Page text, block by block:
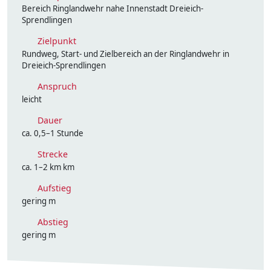
Bereich Ringlandwehr nahe Innenstadt Dreieich-
Sprendlingen
Zielpunkt
Rundweg, Start- und Zielbereich an der Ringlandwehr in
Dreieich-Sprendlingen
Anspruch
leicht
Dauer
ca. 0,5–1 Stunde
Strecke
ca. 1–2 km km
Aufstieg
gering m
Abstieg
gering m